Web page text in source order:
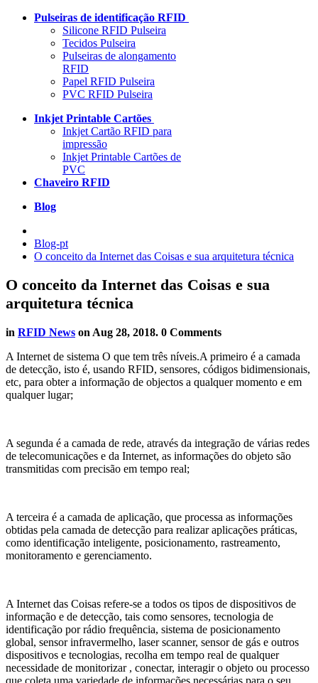
Pulseiras de identificação RFID
Silicone RFID Pulseira
Tecidos Pulseira
Pulseiras de alongamento
RFID
Papel RFID Pulseira
PVC RFID Pulseira
Inkjet Printable Cartões
Inkjet Cartão RFID para
impressão
Inkjet Printable Cartões de
PVC
Chaveiro RFID
Blog
Blog-pt
O conceito da Internet das Coisas e sua arquitetura técnica
O conceito da Internet das Coisas e sua
arquitetura técnica
in RFID News on Aug 28, 2018. 0 Comments
A Internet de sistema O que tem três níveis.A primeiro é a camada
de detecção, isto é, usando RFID, sensores, códigos bidimensionais,
etc, para obter a informação de objectos a qualquer momento e em
qualquer lugar;
A segunda é a camada de rede, através da integração de várias redes
de telecomunicações e da Internet, as informações do objeto são
transmitidas com precisão em tempo real;
A terceira é a camada de aplicação, que processa as informações
obtidas pela camada de detecção para realizar aplicações práticas,
como identificação inteligente, posicionamento, rastreamento,
monitoramento e gerenciamento.
A Internet das Coisas refere-se a todos os tipos de dispositivos de
informação e de detecção, tais como sensores, tecnologia de
identificação por rádio frequência, sistema de posicionamento
global, sensor infravermelho, laser scanner, sensor de gás e outros
dispositivos e tecnologias, recolha em tempo real de qualquer
necessidade de monitorizar , conectar, interagir o objeto ou processo
que coleta uma variedade de informações necessárias para o seu